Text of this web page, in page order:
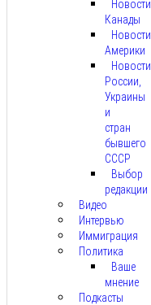
Новости
Канады
Новости
Америки
Новости
России,
Украины
и
стран
бывшего
СССР
Выбор
редакции
Видео
Интервью
Иммиграция
Политика
Ваше
мнение
Подкасты